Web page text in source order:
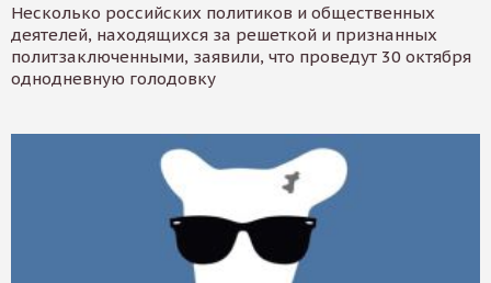
Несколько российских политиков и общественных
деятелей, находящихся за решеткой и признанных
политзаключенными, заявили, что проведут 30 октября
однодневную голодовку